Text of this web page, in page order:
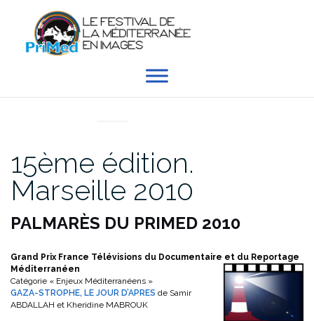
contenu
15ème édition.
Marseille 2010
PALMARÈS DU PRIMED 2010
Grand Prix France Télévisions du Documentaire et du Reportage
Méditerranéen
Catégorie « Enjeux Méditerranéens »
GAZA-STROPHE, LE JOUR D’APRES de Samir
ABDALLAH et Kheridine MABROUK